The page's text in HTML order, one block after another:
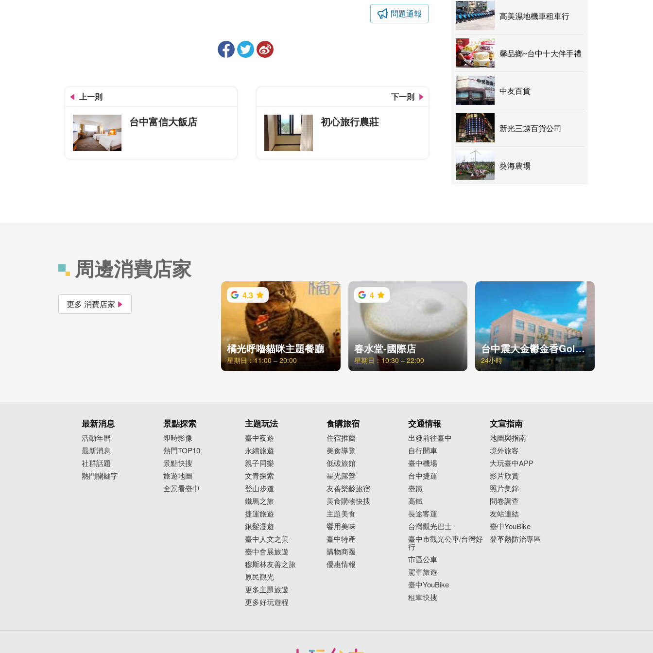
問題通報
上一則
台中富信大飯店
下一則
初心旅行農莊
高美濕地機車租車行
馨品鄉~台中十大伴手禮
中友百貨
新光三越百貨公司
葵海農場
周邊消費店家
更多 消費店家
4.3
橘光呼嚕貓咪主題餐廳
星期日：11:00 – 20:00
4
春水堂-國際店
星期日：10:30 – 22:00
台中震大金鬱金香Golden Tulip Hotel
24小時
最新消息
活動年曆
最新消息
社群話題
熱門關鍵字
景點探索
即時影像
熱門TOP10
景點快搜
旅遊地圖
全景看臺中
主題玩法
臺中夜遊
永續旅遊
親子同樂
文青探索
登山步道
鐵馬之旅
捷運旅遊
銀髮漫遊
臺中人文之美
臺中會展旅遊
穆斯林友善之旅
原民觀光
更多主題旅遊
更多好玩遊程
食購旅宿
住宿推薦
美食導覽
低碳旅館
星光露營
友善樂齡旅宿
美食購物快搜
主題美食
饗用美味
臺中特產
購物商圈
優惠情報
交通情報
出發前往臺中
自行開車
臺中機場
台中捷運
臺鐵
高鐵
長途客運
台灣觀光巴士
臺中市觀光公車/台灣好
行
市區公車
駕車旅遊
臺中YouBike
租車快搜
文宣指南
地圖與指南
境外旅客
大玩臺中APP
影片欣賞
照片集錦
問卷調查
友站連結
臺中YouBike
登革熱防治專區